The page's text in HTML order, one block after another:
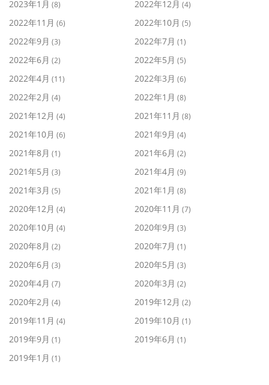
2023年1月 (8) 2022年12月 (4)
2022年11月 (6) 2022年10月 (5)
2022年9月 (3) 2022年7月 (1)
2022年6月 (2) 2022年5月 (5)
2022年4月 (11) 2022年3月 (6)
2022年2月 (4) 2022年1月 (8)
2021年12月 (4) 2021年11月 (8)
2021年10月 (6) 2021年9月 (4)
2021年8月 (1) 2021年6月 (2)
2021年5月 (3) 2021年4月 (9)
2021年3月 (5) 2021年1月 (8)
2020年12月 (4) 2020年11月 (7)
2020年10月 (4) 2020年9月 (3)
2020年8月 (2) 2020年7月 (1)
2020年6月 (3) 2020年5月 (3)
2020年4月 (7) 2020年3月 (2)
2020年2月 (4) 2019年12月 (2)
2019年11月 (4) 2019年10月 (1)
2019年9月 (1) 2019年6月 (1)
2019年1月 (1)